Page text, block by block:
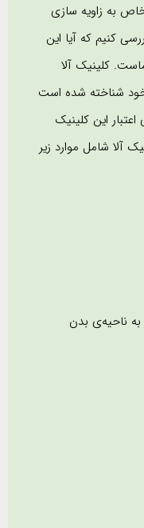
به زاویه سازی
کنیم که آیا این
کلینیک آلا
شناخته شده است
این کلینیک
آلا شامل موارد زیر
ناحیه‌ی بدن